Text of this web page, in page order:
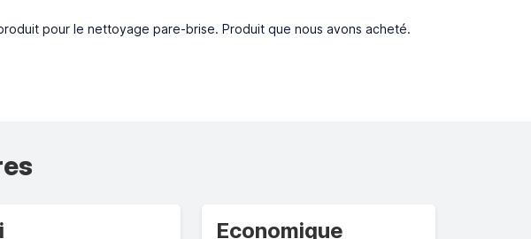
pour le nettoyage pare-brise. Produit que nous avons acheté.
Economique